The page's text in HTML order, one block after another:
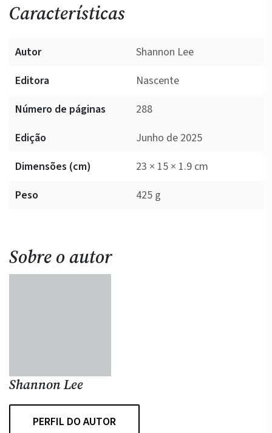
Características
Autor
Shannon Lee
Editora
Nascente
Número de páginas
288
Edição
Junho de 2025
Dimensões (cm)
23 × 15 × 1.9 cm
Peso
425 g
Sobre o autor
Shannon Lee
PERFIL DO AUTOR